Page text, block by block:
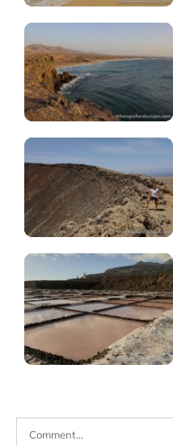
Fuerteventura:
volcán
Calderón
La
Palma:
salinas
Fuencaliente
Comment